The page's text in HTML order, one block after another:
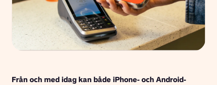
Från och med idag kan både iPhone- och Android-